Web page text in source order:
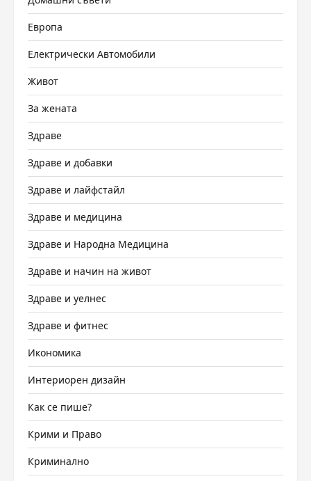
Европа
Електрически Автомобили
Живот
За жената
Здраве
Здраве и добавки
Здраве и лайфстайл
Здраве и медицина
Здраве и Народна Медицина
Здраве и начин на живот
Здраве и уелнес
Здраве и фитнес
Икономика
Интериорен дизайн
Как се пише?
Крими и Право
Криминално